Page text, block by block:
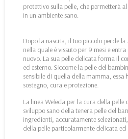
protettivo sulla pelle, che permetterà
in un ambiente sano.
Dopo la nascita, il tuo piccolo perde
nella quale è vissuto per 9 mesi e
nuovo. La sua pelle delicata forma il
ed esterno. Siccome la pelle del
sensibile di quella della mamma, essa
sostegno, cura e protezione.
La linea Weleda per la cura della
sviluppo sano della tenera pelle del
ingredienti, accuratamente
della pelle particolarmente delicata ed